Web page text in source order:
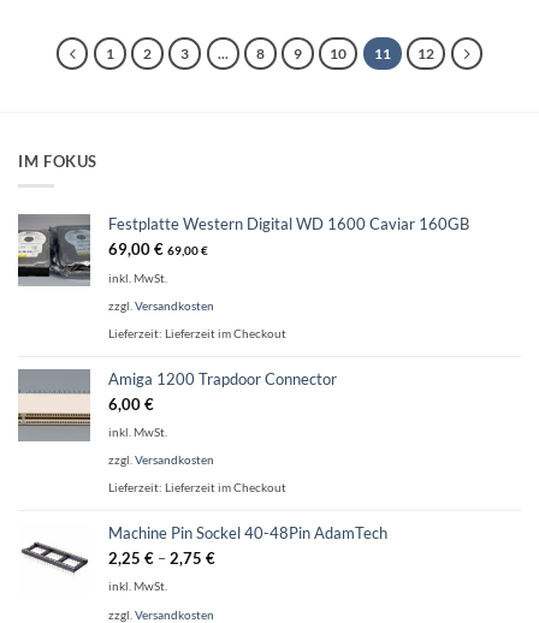
1 2 3 ... 8 9 10 11 12
IM FOKUS
Festplatte Western Digital WD 1600 Caviar 160GB
69,00€ 69,00€
inkl. MwSt.
zzgl. Versandkosten
Lieferzeit: Lieferzeit im Checkout
Amiga 1200 Trapdoor Connector
6,00€
inkl. MwSt.
zzgl. Versandkosten
Lieferzeit: Lieferzeit im Checkout
Machine Pin Sockel 40-48Pin AdamTech
2,25 € –2,75 €
inkl. MwSt.
zzgl. Versandkosten